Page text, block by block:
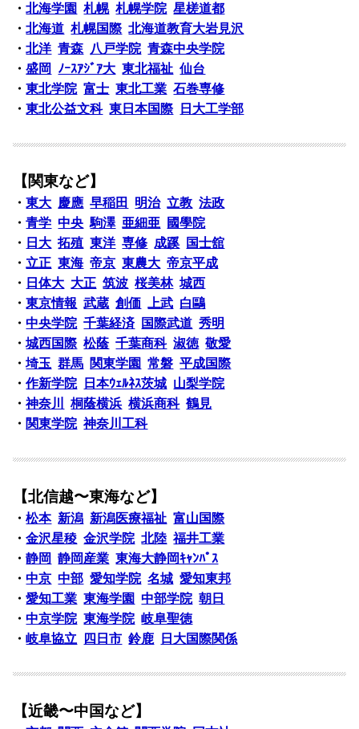
・北海学園 札幌 札幌学院 星槎道都
・北海道 札幌国際 北海道教育大岩見沢
・北洋 青森 八戸学院 青森中央学院
・盛岡 ﾉｰｽｱｼﾞｱ大 東北福祉 仙台
・東北学院 富士 東北工業 石巻専修
・東北公益文科 東日本国際 日大工学部
【関東など】
・東大 慶應 早稲田 明治 立教 法政
・青学 中央 駒澤 亜細亜
國學院
・ 日大 拓殖 東洋 専修 成蹊
国士舘
・ 立正 東海 帝京 東農大 帝京平成
・ 日体大 大正 筑波 桜美林 城西
・東京情報 武蔵 創価 上武 白鷗
・中央学院 千葉経済 国際武道 秀明
・城西国際 松蔭 千葉商科 淑徳 敬愛
・埼玉 群馬 関東学園 常磐 平成国際
・作新学院 日本ｳｪﾙﾈｽ茨城 山梨学院
・神奈川 桐蔭横浜 横浜商科 鶴見
・ 関東学院 神奈川工科
【北信越〜東海など】
・松本 新潟 新潟医療福祉 富山国際
・金沢星稜 金沢学院 北陸 福井工業
・静岡 静岡産業 東海大静岡ｷｬﾝﾊﾟｽ
・中京 中部 愛知学院 名城 愛知東邦
・愛知工業 東海学園 中部学院 朝日
・中京学院 東海学院 岐阜聖徳
・岐阜協立 四日市 鈴鹿 日大国際関係
【近畿〜中国など】